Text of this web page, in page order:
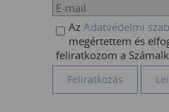
Az Adatvédelmi
megértettem és
feliratkozom a